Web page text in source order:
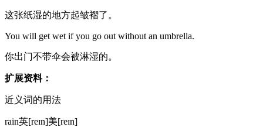
这张纸湿的地方起皱褶了。
You will get wet if you go out without an umbrella.
你出门不带伞会被淋湿的。
扩展资料：
近义词的用法
rain英[reɪn]美[reɪn]